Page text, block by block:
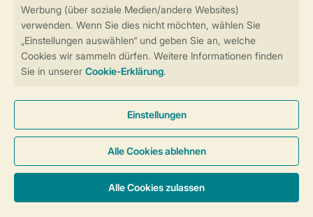
Sicherstellung Deiner Privatsphäre
Weitere Informationen und Einstellungen
Allgemeine Bedingungen Impressum
Cookies und Banner
Barrierefreiheit